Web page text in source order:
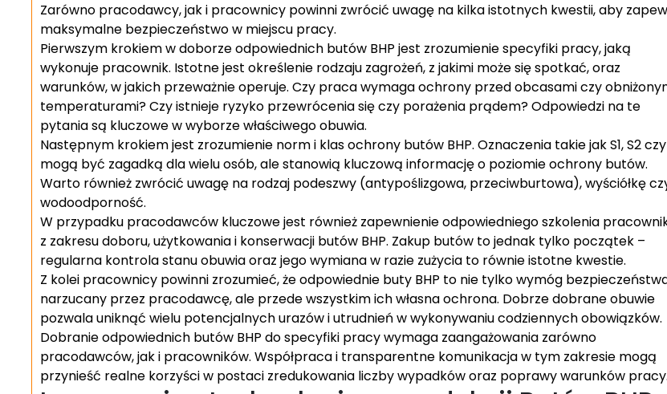
Zarówno pracodawcy, jak i pracownicy powinni zwrócić uwagę na kilka istotnych kwestii, aby
maksymalne bezpieczeństwo w miejscu pracy.
Pierwszym krokiem w doborze odpowiednich butów BHP jest zrozumienie specyfiki pracy, jaką
wykonuje pracownik. Istotne jest określenie rodzaju zagrożeń, z jakimi może się spotkać, oraz
warunków, w jakich przeważnie operuje. Czy praca wymaga ochrony przed obcasami czy
temperaturami? Czy istnieje ryzyko przewrócenia się czy porażenia prądem? Odpowiedzi na te
pytania są kluczowe w wyborze właściwego obuwia.
Następnym krokiem jest zrozumienie norm i klas ochrony butów BHP. Oznaczenia takie jak S1, S2 czy
mogą być zagadką dla wielu osób, ale stanowią kluczową informację o poziomie ochrony butów.
Warto również zwrócić uwagę na rodzaj podeszwy (antypoślizgowa, przeciwburtowa), wyściółkę
wodoodporność.
W przypadku pracodawców kluczowe jest również zapewnienie odpowiedniego szkolenia
z zakresu doboru, użytkowania i konserwacji butów BHP. Zakup butów to jednak tylko początek –
regularna kontrola stanu obuwia oraz jego wymiana w razie zużycia to równie istotne kwestie.
Z kolei pracownicy powinni zrozumieć, że odpowiednie buty BHP to nie tylko wymóg
narzucany przez pracodawcę, ale przede wszystkim ich własna ochrona. Dobrze dobrane obuwie
pozwala uniknąć wielu potencjalnych urazów i utrudnień w wykonywaniu codziennych obowiązków.
Dobranie odpowiednich butów BHP do specyfiki pracy wymaga zaangażowania zarówno
pracodawców, jak i pracowników. Współpraca i transparentne komunikacja w tym zakresie mogą
przynieść realne korzyści w postaci zredukowania liczby wypadków oraz poprawy warunków pracy.